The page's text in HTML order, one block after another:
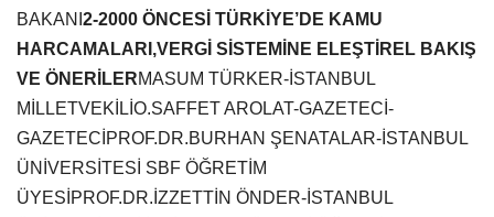
BAKANI 2-2000 ÖNCESİ TÜRKİYE’DE KAMU
HARCAMALARI,VERGİ SİSTEMİNE ELEŞTİREL BAKIŞ
VE ÖNERİLERMASUM TÜRKER-İSTANBUL
MİLLETVEKİLİ O.SAFFET AROLAT-GAZETECİ-
GAZETECİ PROF.DR.BURHAN ŞENATALAR-İSTANBUL
ÜNİVERSİTESİ SBF ÖĞRETİM
ÜYESİ PROF.DR.İZZETTİN ÖNDER-İSTANBUL